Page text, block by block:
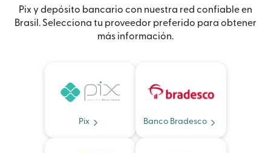
Pix y depósito bancario con nuestra red confiable en
Brasil. Selecciona tu proveedor preferido para obtener
más información.
Pix Banco Bradesco